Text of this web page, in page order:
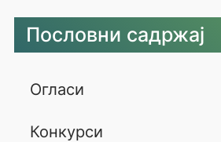
Пословни садржај
Огласи
Конкурси